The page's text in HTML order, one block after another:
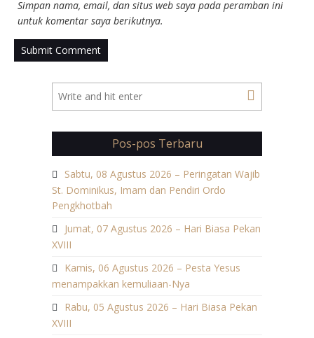
Simpan nama, email, dan situs web saya pada peramban ini
untuk komentar saya berikutnya.
Pos-pos Terbaru
Sabtu, 08 Agustus 2026 – Peringatan Wajib
St. Dominikus, Imam dan Pendiri Ordo
Pengkhotbah
Jumat, 07 Agustus 2026 – Hari Biasa Pekan
XVIII
Kamis, 06 Agustus 2026 – Pesta Yesus
menampakkan kemuliaan-Nya
Rabu, 05 Agustus 2026 – Hari Biasa Pekan
XVIII